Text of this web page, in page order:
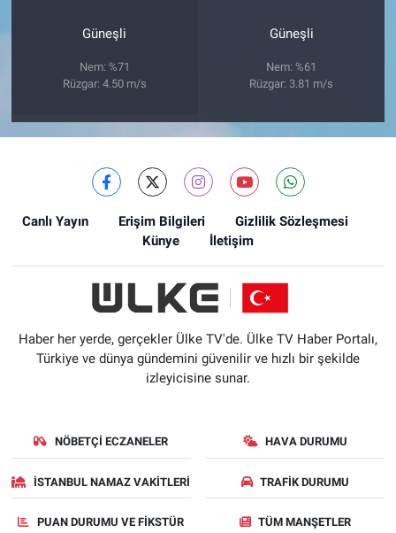
Güneşli
Nem: %71
Rüzgar: 4.50 m/s
Güneşli
Nem: %61
Rüzgar: 3.81 m/s
Canlı Yayın Erişim Bilgileri
Gizlilik Sözleşmesi
Künye
İletişim
Haber her yerde, gerçekler Ülke TV'de. Ülke TV Haber Portalı,
Türkiye ve dünya gündemini güvenilir ve hızlı bir şekilde
izleyicisine sunar.
NÖBETÇI ECZANELER HAVA DURUMU
İSTANBUL NAMAZ VAKITLERI TRAFIK DURUMU
PUAN DURUMU VE FIKSTÜR TÜM MANŞETLER